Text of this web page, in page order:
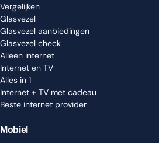
Vergelijken
Glasvezel
Glasvezel aanbiedingen
Glasvezel check
Alleen internet
Internet en TV
Alles in 1
Internet + TV met cadeau
Beste internet provider
Mobiel